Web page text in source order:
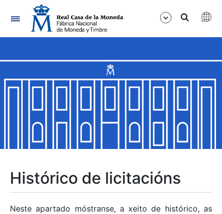
Navegación
Mostrar/Ocultar
Mostrar/Ocultar
Mostrar/Ocultar
Histórico de licitacións
Neste apartado móstranse, a xeito de histórico, as